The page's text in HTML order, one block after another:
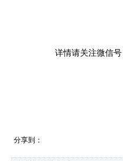
详情请关注微信号
分享到：